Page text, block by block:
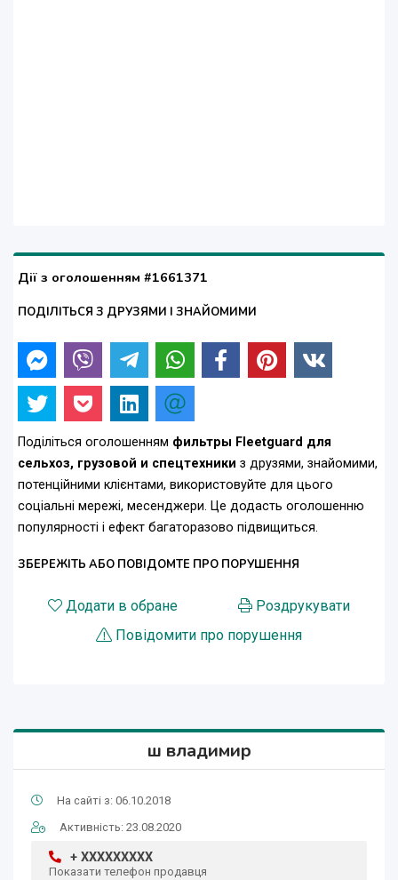
Дії з оголошенням #1661371
ПОДІЛІТЬСЯ З ДРУЗЯМИ І ЗНАЙОМИМИ
Поділіться оголошенням фильтры Fleetguard для
сельхоз, грузовой и спецтехники з друзями, знайомими,
потенційними клієнтами, використовуйте для цього
соціальні мережі, месенджери. Це додасть оголошенню
популярності і ефект багаторазово підвищиться.
ЗБЕРЕЖІТЬ АБО ПОВІДОМТЕ ПРО ПОРУШЕННЯ
Додати в обране
Роздрукувати
Повідомити про порушення
ш владимир
На сайті з: 06.10.2018
Активність: 23.08.2020
+ XXXXXXXXX
Показати телефон продавця